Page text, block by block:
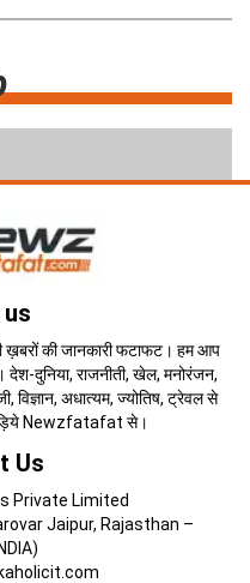
की जानकारी फटाफट। हम आप
दुनिया, राजनीती, खेल, मनोरंजन,
विज्ञान, अधात्यम, ज्योतिष, ट्रेवल से
Newzfatafat से।
Us
Private Limited
Jaipur, Rajasthan –